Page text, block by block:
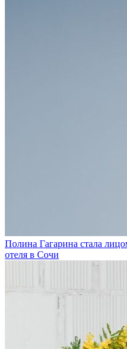
Полина Гагарина стала
отеля в Сочи